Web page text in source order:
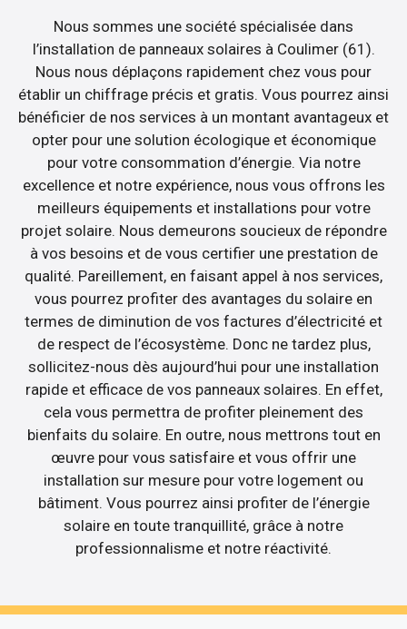
Nous sommes une société spécialisée dans
l’installation de panneaux solaires à Coulimer (61).
Nous nous déplaçons rapidement chez vous pour
établir un chiffrage précis et gratis. Vous pourrez ainsi
bénéficier de nos services à un montant avantageux et
opter pour une solution écologique et économique
pour votre consommation d’énergie. Via notre
excellence et notre expérience, nous vous offrons les
meilleurs équipements et installations pour votre
projet solaire. Nous demeurons soucieux de répondre
à vos besoins et de vous certifier une prestation de
qualité. Pareillement, en faisant appel à nos services,
vous pourrez profiter des avantages du solaire en
termes de diminution de vos factures d’électricité et
de respect de l’écosystème. Donc ne tardez plus,
sollicitez-nous dès aujourd’hui pour une installation
rapide et efficace de vos panneaux solaires. En effet,
cela vous permettra de profiter pleinement des
bienfaits du solaire. En outre, nous mettrons tout en
œuvre pour vous satisfaire et vous offrir une
installation sur mesure pour votre logement ou
bâtiment. Vous pourrez ainsi profiter de l’énergie
solaire en toute tranquillité, grâce à notre
professionnalisme et notre réactivité.